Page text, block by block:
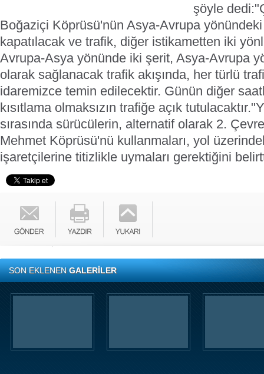
şöyle dedi:
Boğaziçi Köprüsü'nün Asya-Avrupa
kapatılacak ve trafik, diğer istikametten iki
Avrupa-Asya yönünde iki şerit, Asya-Avrupa
olarak sağlanacak trafik akışında, her türlü
idaremizce temin edilecektir. Günün diğer
kısıtlama olmaksızın trafiğe açık tutulacaktır."
sırasında sürücülerin, alternatif olarak 2.
Mehmet Köprüsü'nü kullanmaları, yol
işaretçilerine titizlikle uymaları gerektiğini
SON EKLENENGALERİLER